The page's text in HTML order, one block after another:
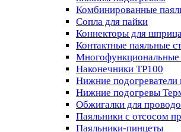
Комбинированные
Сопла для пайки
Коннекторы для шприца
Контактные паяльные
Многофункциональные
Наконечники TP100
Нижние подогреватели
Нижние подогревы
Обжигалки для
Паяльники с отсосом
Паяльники-пинцеты